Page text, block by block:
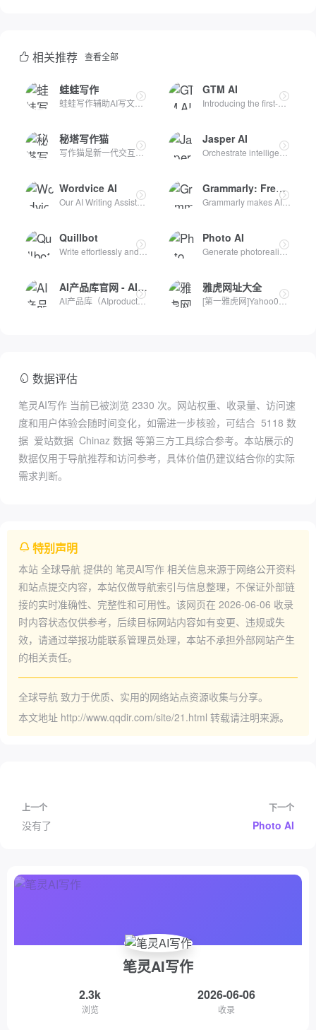
相关推荐 查看全部
蛙蛙写作
蛙蛙写作辅助AI写文，帮助获取创意灵感，提供拆书、小说转剧本...
GTM AI
Introducing the first-ever GTM AI platform. Automate hundr...
秘塔写作猫
写作猫是新一代交互式中英文写作辅助平台，集智能文本纠错、改...
Jasper AI
Orchestrate intelligent agents to run end-to-end marketing...
Wordvice AI
Our AI Writing Assistant offers a suite of AI revision too...
Grammarly: Free AI Writing Assistance
Grammarly makes AI writing convenient. Work smarter with p...
Quillbot
Write effortlessly and efficiently with Quillbot's suite o...
Photo AI
Generate photorealistic images and videos of people with A...
AI产品库官网 - AIProductHub
AI产品库（AIproducthub）是一个专注于AI产品收录与分享的网站...
雅虎网址大全
[第一雅虎网]Yahoo001.com目录之家是全人工编辑的网站分类目录...
数据评估
笔灵AI写作 当前已被浏览 2330 次。网站权重、收录量、访问速
度和用户体验会随时间变化，如需进一步核验，可结合 5118 数
据 爱站数据 Chinaz 数据 等第三方工具综合参考。本站展示的
数据仅用于导航推荐和访问参考，具体价值仍建议结合你的实际
需求判断。
特别声明
本站 全球导航 提供的 笔灵AI写作 相关信息来源于网络公开资料
和站点提交内容，本站仅做导航索引与信息整理，不保证外部链
接的实时准确性、完整性和可用性。该网页在 2026-06-06 收录
时内容状态仅供参考，后续目标网站内容如有变更、违规或失
效，请通过举报功能联系管理员处理，本站不承担外部网站产生
的相关责任。
全球导航 致力于优质、实用的网络站点资源收集与分享。
本文地址 http://www.qqdir.com/site/21.html 转载请注明来源。
上一个
没有了
下一个
Photo AI
笔灵AI写作
2.3k
浏览
2026-06-06
收录